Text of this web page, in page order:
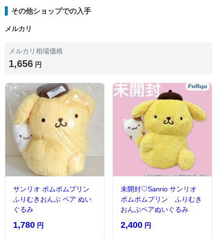
その他ショップでの入手
メルカリ
メルカリ相場価格
1,656 円
サンリオ ポムポムプリン
ふりむきおんぶ ペア ぬい
ぐるみ
1,780 円
未開封♡Sanrio サンリオ
ポムポムプリン ふりむき
おんぶペアぬいぐるみ
2,400 円